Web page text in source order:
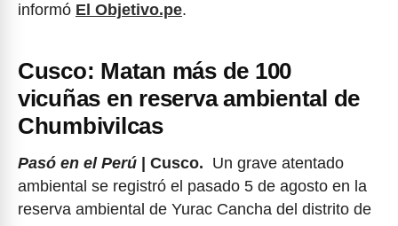
informó El Objetivo.pe.
Cusco: Matan más de 100
vicuñas en reserva ambiental de
Chumbivilcas
Pasó en el Perú | Cusco. Un grave atentado
ambiental se registró el pasado 5 de agosto en la
reserva ambiental de Yurac Cancha del distrito de